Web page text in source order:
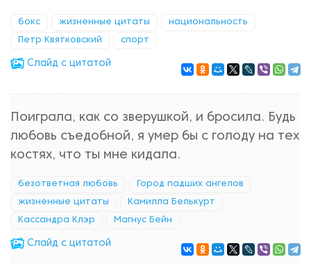
бокс жизненные цитаты национальность
Петр Квятковский спорт
Cлайд с цитатой
Поиграла, как со зверушкой, и бросила. Будь
любовь съедобной, я умер бы с голоду на тех
костях, что ты мне кидала.
безответная любовь Город падших ангелов
жизненные цитаты Камилла Белькурт
Кассандра Клэр Магнус Бейн
Cлайд с цитатой